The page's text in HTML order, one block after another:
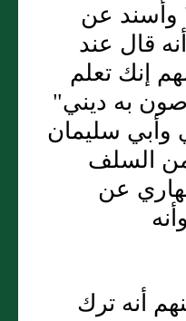
وأسند عن
قال عند
إنك تعلم
به ديني"
وأبي سليمان
من السلف
عن
أنه ترك